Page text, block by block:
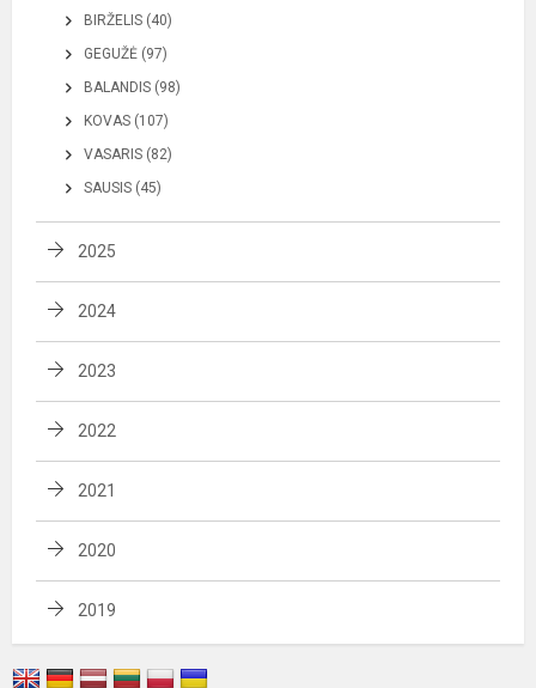
BIRŽELIS (40)
GEGUŽĖ (97)
BALANDIS (98)
KOVAS (107)
VASARIS (82)
SAUSIS (45)
2025
2024
2023
2022
2021
2020
2019